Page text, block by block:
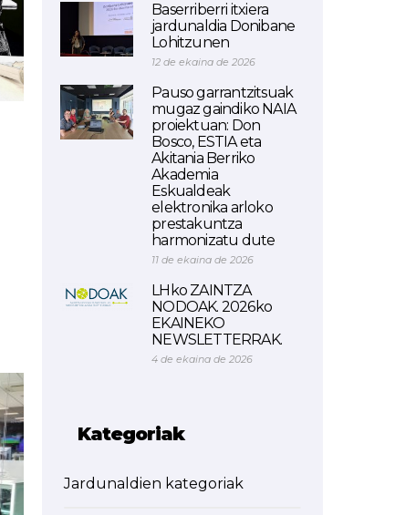
Baserriberri itxiera
jardunaldia Donibane
Lohitzunen
12 de ekaina de 2026
Pauso garrantzitsuak
mugaz gaindiko NAIA
proiektuan: Don
Bosco, ESTIA eta
Akitania Berriko
Akademia
Eskualdeak
elektronika arloko
prestakuntza
harmonizatu dute
11 de ekaina de 2026
LHko ZAINTZA
NODOAK. 2026ko
EKAINEKO
NEWSLETTERRAK.
4 de ekaina de 2026
Kategoriak
Jardunaldien kategoriak